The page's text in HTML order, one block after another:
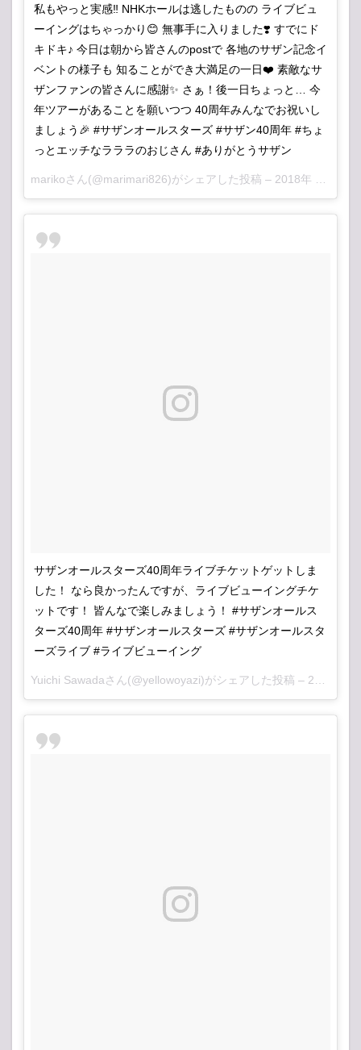
私もやっと実感‼︎ NHKホールは逃したものの ライブビュ
ーイングはちゃっかり😊 無事手に入りました❣️ すでにド
キドキ♪ 今日は朝から皆さんのpostで 各地のサザン記念イ
ベントの様子も 知ることができ大満足の一日❤️ 素敵なサ
ザンファンの皆さんに感謝✨ さぁ！後一日ちょっと… 今
年ツアーがあることを願いつつ 40周年みんなでお祝いし
ましょう🎉 #サザンオールスターズ #サザン40周年 #ちょ
っとエッチなラララのおじさん #ありがとうサザン
marikoさん(@marimari826)がシェアした投稿 – 2018年 6月月23日午前6時32分PDT
サザンオールスターズ40周年ライブチケットゲットしま
した！ なら良かったんですが、ライブビューイングチケ
ットです！ 皆んなで楽しみましょう！ #サザンオールス
ターズ40周年 #サザンオールスターズ #サザンオールスタ
ーズライブ #ライブビューイング
Yuichi Sawadaさん(@yellowoyazi)がシェアした投稿 – 2018年 6月月23日午前12時57分PDT